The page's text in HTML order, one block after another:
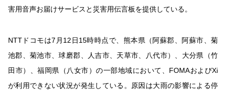
害用音声お届けサービスと災害用伝言板を提供している。
NTTドコモは7月12日15時時点で、熊本県（阿蘇郡、阿蘇市、菊
池郡、菊池市、球磨郡、人吉市、天草市、八代市）、大分県（竹
田市）、福岡県（八女市）の一部地域において、FOMAおよびXi
が利用できない状況が発生している。原因は大雨の影響による停